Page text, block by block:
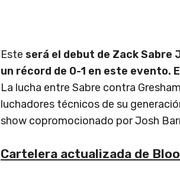
Este será el debut de Zack Sabre
un récord de 0-1 en este evento.
La lucha entre Sabre contra
luchadores técnicos de su
show copromocionado por Josh
Cartelera actualizada de